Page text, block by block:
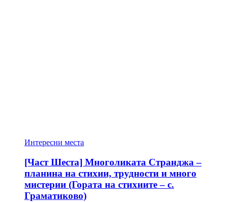
Интересни места
[Част Шеста] Многоликата Странджа –
планина на стихии, трудности и много
мистерии (Гората на стихиите – с.
Граматиково)